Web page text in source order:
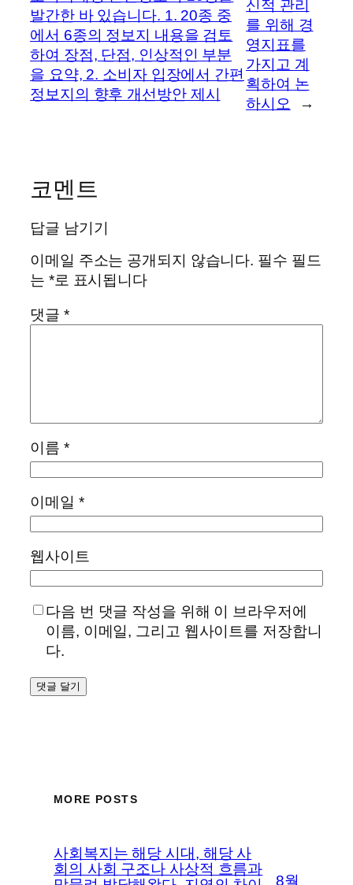
발간한 바 있습니다. 1. 20종 중
에서 6종의 정보지 내용을 검토
하여 장점, 단점, 인상적인 부분
을 요약, 2. 소비자 입장에서 간편
정보지의 향후 개선방안 제시
신적 관리
를 위해 경
영지표를
가지고 계
획하여 논
하시오
→
코멘트
답글 남기기
이메일 주소는 공개되지 않습니다. 필수 필드
는 *로 표시됩니다
댓글 *
이름 *
이메일 *
웹사이트
다음 번 댓글 작성을 위해 이 브라우저에
이름, 이메일, 그리고 웹사이트를 저장합니
다.
MORE POSTS
사회복지는 해당 시대, 해당 사
회의 사회 구조나 사상적 흐름과
8월